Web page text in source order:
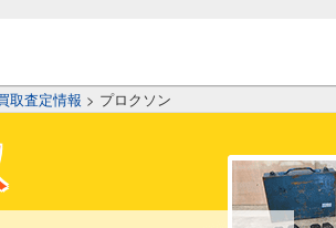
取査定情報 > プロクソン